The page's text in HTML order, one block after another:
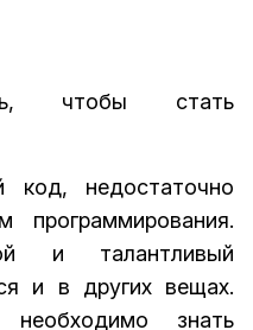
чтобы стать
код, недостаточно
программирования.
и талантливый
и в других вещах.
знать